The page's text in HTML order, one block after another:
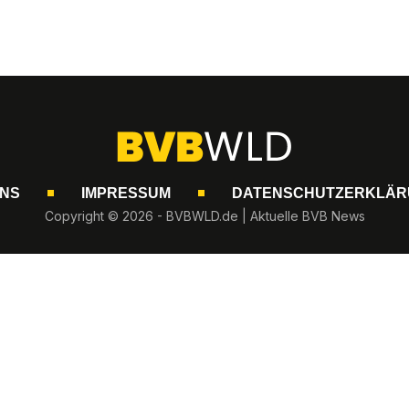
IMPRESSUM
Copyright © 2026 - BVBWLD.de | Aktuelle BVB News